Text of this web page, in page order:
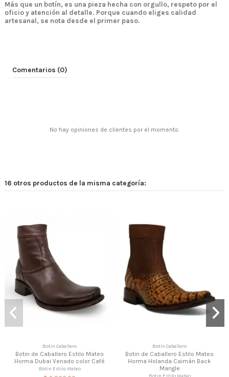
Más que un botín, es una pieza hecha con orgullo, respeto por el
oficio y atención al detalle. Porque cuando eliges calidad
artesanal, se nota desde el primer paso.
Comentarios (0)
No hay opiniones de clientes por el momento.
16 otros productos de la misma categoría:
Botín Caballero
Botin de Caballero Estilo Mateo
Horma Dubai Venado color Café
Botin Estilo Mateo
Botín Caballero
Botin de Caballero Estilo Mateo
Horma Holanda Caimán Back
Mangle
Botin Estilo Mateo